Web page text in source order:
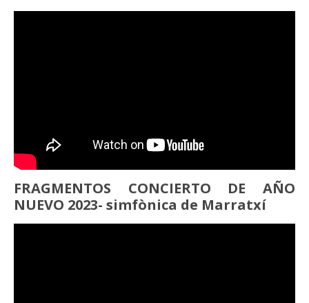
FRAGMENTOS CONCIERTO DE AÑO
NUEVO 2023- simfònica de Marratxí